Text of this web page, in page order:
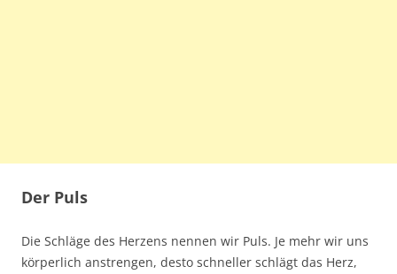
Der Puls
Die Schläge des Herzens nennen wir Puls. Je mehr wir uns
körperlich anstrengen, desto schneller schlägt das Herz,